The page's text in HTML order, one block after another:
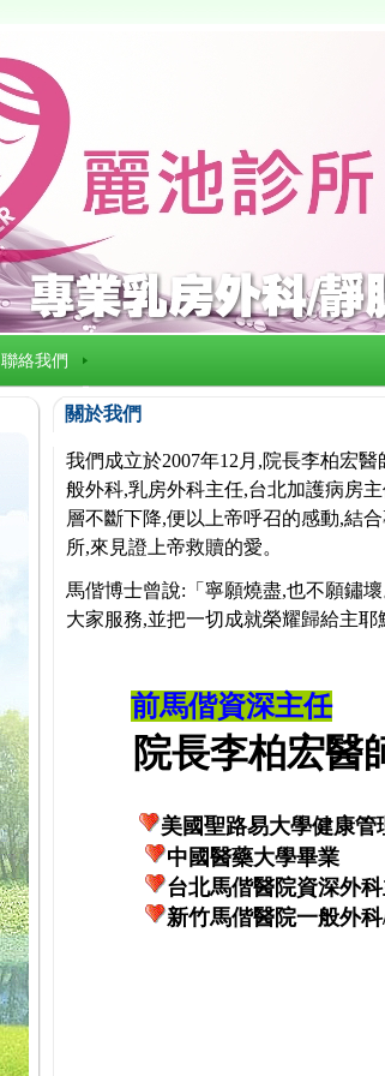
聯絡我們
關於我們
我們成立於2007年12月,院長李柏宏
般外科,乳房外科主任,台北加護病房
層不斷下降,便以上帝呼召的感動,結
所,來見證上帝救贖的愛。
馬偕博士曾說:「寧願燒盡,也不願鏽
大家服務,並把一切成就榮耀歸給主耶
前馬偕資深主任
院長李柏宏醫
美國聖路易大學健康管
中國醫藥大學畢業
台北馬偕醫院資深外
新竹馬偕醫院一般外